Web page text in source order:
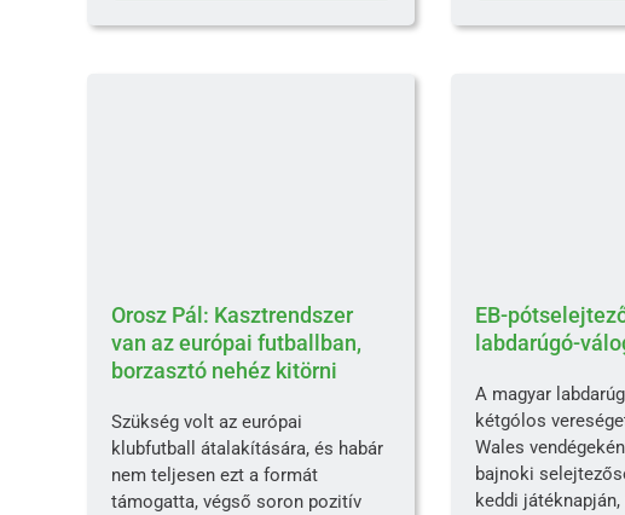
Orosz Pál: Kasztrendszer
van az európai futballban,
borzasztó nehéz kitörni
Szükség volt az európai
klubfutball átalakítására, és habár
nem teljesen ezt a formát
támogatta, végső soron pozitív
EB-
labdarúgó-
A magyar
kétgólos
Wales
bajnoki
keddi